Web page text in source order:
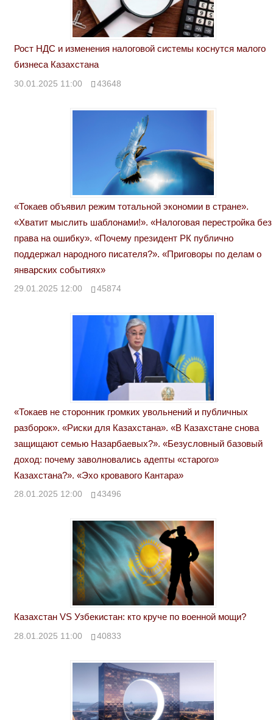
Рост НДС и изменения налоговой системы коснутся малого
бизнеса Казахстана
30.01.2025 11:00 43648
«Токаев объявил режим тотальной экономии в стране».
«Хватит мыслить шаблонами!». «Налоговая перестройка без
права на ошибку». «Почему президент РК публично
поддержал народного писателя?». «Приговоры по делам о
январских событиях»
29.01.2025 12:00 45874
«Токаев не сторонник громких увольнений и публичных
разборок». «Риски для Казахстана». «В Казахстане снова
защищают семью Назарбаевых?». «Безусловный базовый
доход: почему заволновались адепты «старого»
Казахстана?». «Эхо кровавого Кантара»
28.01.2025 12:00 43496
Казахстан VS Узбекистан: кто круче по военной мощи?
28.01.2025 11:00 40833